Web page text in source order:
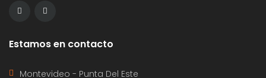
Estamos en contacto
Montevideo - Punta Del Este